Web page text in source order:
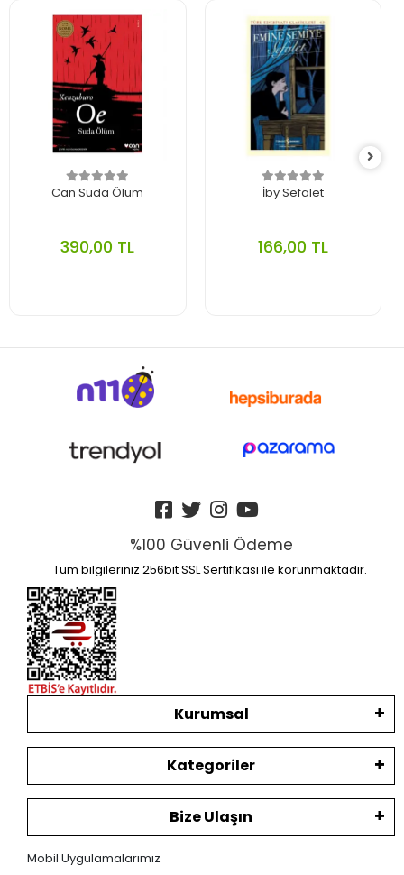
Can Suda Ölüm
390,00 TL
İby Sefalet
166,00 TL
%100 Güvenli Ödeme
Tüm bilgileriniz 256bit SSL Sertifikası ile korunmaktadır.
Kurumsal
Kategoriler
Bize Ulaşın
Mobil Uygulamalarımız